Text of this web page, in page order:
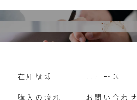
購入の流れ
よくいただくご質問
Vehicle purchase
車両買い取り
在庫情報
購入の流れ
ニュース
お問い合わせ